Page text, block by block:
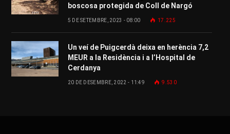
boscosa protegida de Coll de Nargó
5 DE SETEMBRE, 2023 - 08:00 17.225
Un veí de Puigcerdà deixa en herència 7,2
MEUR a la Residència i a l’Hospital de
Cerdanya
20 DE DESEMBRE, 2022 - 11:49 9.530